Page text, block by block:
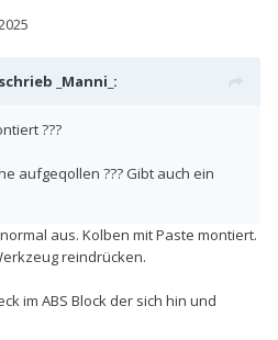
_Manni_ :
???
aufgeqollen ??? Gibt auch ein
aus. Kolben mit Paste montiert.
reindrücken.
im ABS Block der sich hin und